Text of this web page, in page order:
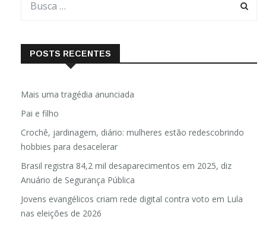
POSTS RECENTES
Mais uma tragédia anunciada
Pai e filho
Crochê, jardinagem, diário: mulheres estão redescobrindo
hobbies para desacelerar
Brasil registra 84,2 mil desaparecimentos em 2025, diz
Anuário de Segurança Pública
Jovens evangélicos criam rede digital contra voto em Lula
nas eleições de 2026